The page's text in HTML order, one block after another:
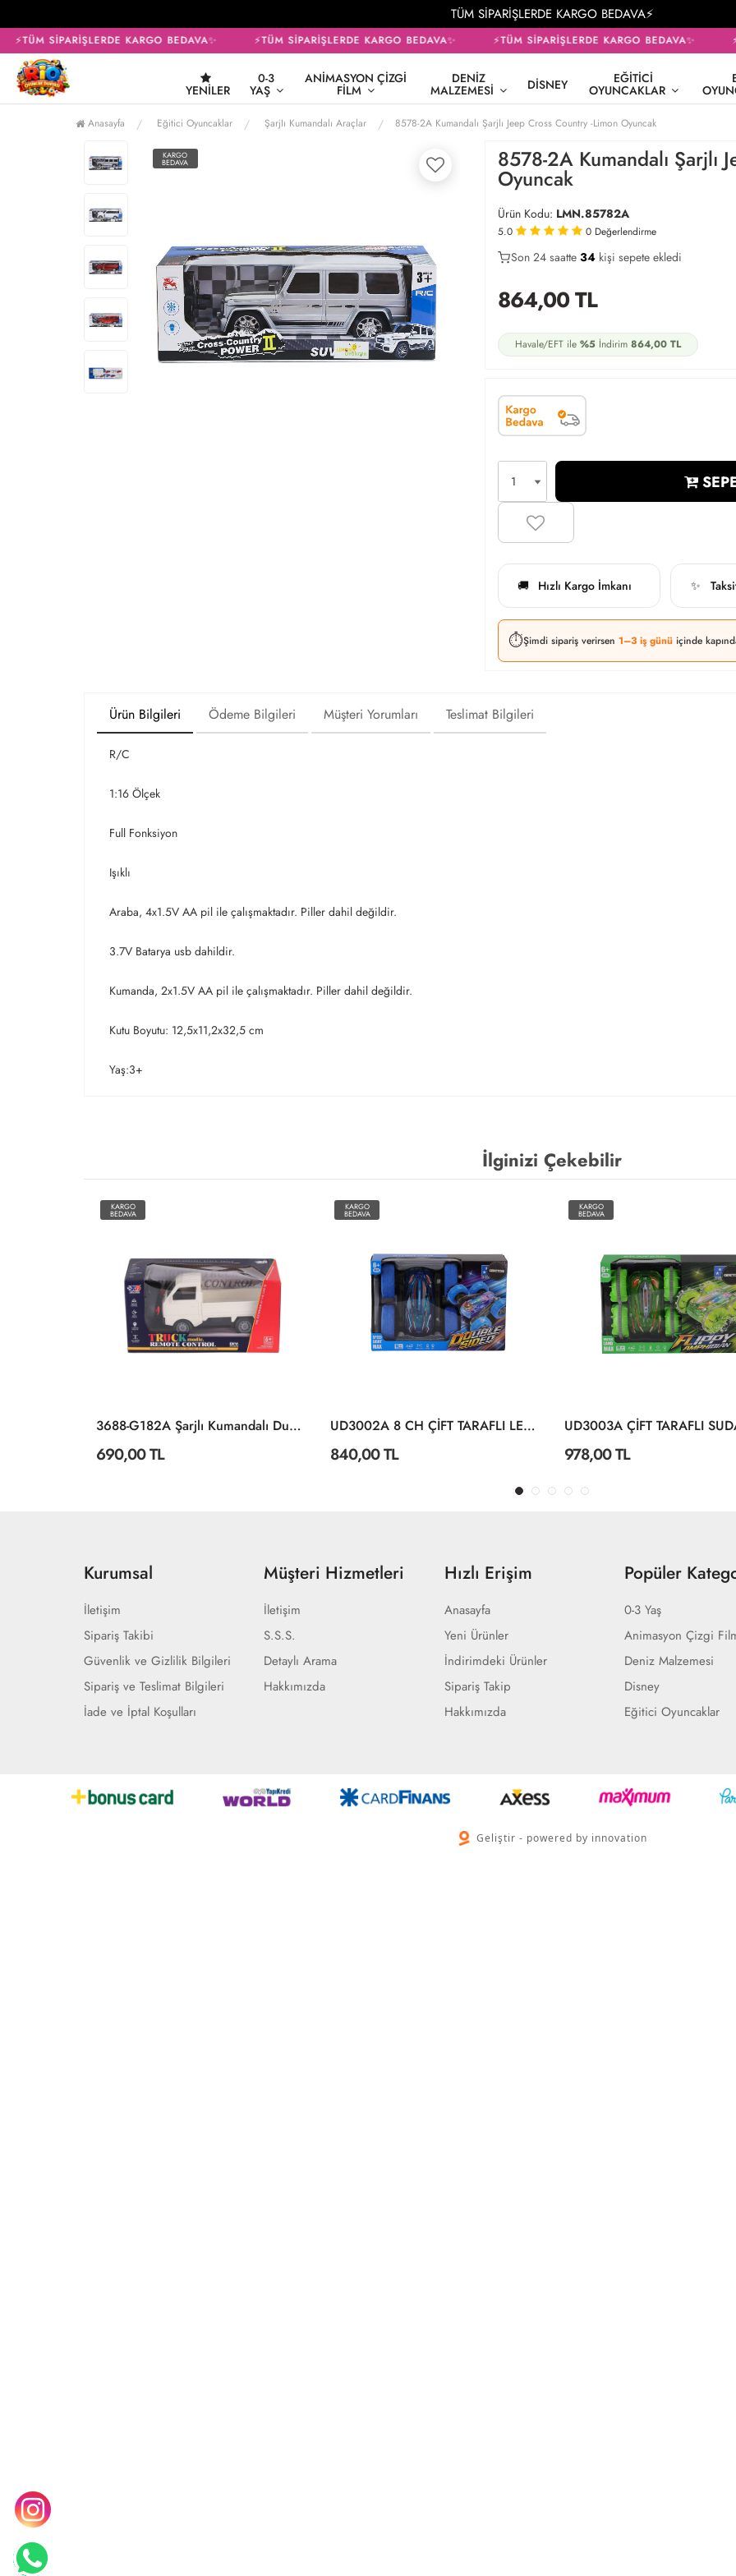
TÜM SİPARİŞLERDE KARGO BEDAVA⚡
⚡TÜM SİPARİŞLERDE KARGO BEDAVA✨ ⚡TÜM SİPARİŞLERDE KARGO BEDAVA✨ ⚡TÜM SİPARİŞLERDE KARGO BEDAVA✨
YENILER
0-3
YAŞ
ANIMASYON ÇIZGI
FILM
DENIZ
MALZEMESI DISNEY EĞITICI
OYUNCAKLAR
Anasayfa Eğitici Oyuncaklar ŞarjIı Kumandalı Araçlar 8578-2A Kumandalı Şarjlı Jeep Cross Country -Limon Oyuncak
KARGO
BEDAVA 8578-2A Kumandalı Şarjlı
Oyuncak
Ürün Kodu: LMN.85782A
5.0 0 Değerlendirme
21
Son 24 saatte 36kişi sepete ekledi
13
864,00TL
Havale/EFT ile %5İndirim 864,00TL
🚚 Hızlı Kargo İmkanı ✨
⏱️Şimdi sipariş verirsen 1–3 iş günü içinde
Ürün Bilgileri Ödeme Bilgileri Müşteri Yorumları Teslimat Bilgileri
R/C
1:16 Ölçek
Full Fonksiyon
Işıklı
Araba, 4x1.5V AA pil ile çalışmaktadır. Piller dahil değildir.
3.7V Batarya usb dahildir.
Kumanda, 2x1.5V AA pil ile çalışmaktadır. Piller dahil değildir.
Kutu Boyutu: 12,5x11,2x32,5 cm
Yaş:3+
İlginizi Çekebilir
KARGO
BEDAVA
3688-G182A Şarjlı Kumandalı Duman Atan Kamyonet
690,00 TL
KARGO
BEDAVA
UD3002A 8 CH ÇİFT TARAFLI LED IŞIKLI AKROBAT ARABA
840,00 TL
KARGO
BEDAVA
978,00 TL
Kurumsal
İletişim
Sipariş Takibi
Güvenlik ve Gizlilik Bilgileri
Sipariş ve Teslimat Bilgileri
İade ve İptal Koşulları
Müşteri Hizmetleri
İletişim
S.S.S.
Detaylı Arama
Hakkımızda
Hızlı Erişim
Anasayfa
Yeni Ürünler
İndirimdeki Ürünler
Sipariş Takip
Hakkımızda
Popüler
0-3 Yaş
Animasyon Çizgi
Deniz Malzemesi
Disney
Eğitici Oyuncaklar
Geliştir - powered by innovation